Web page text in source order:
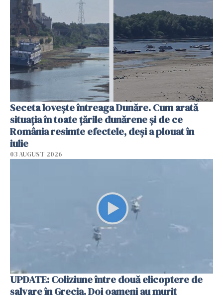
Seceta lovește întreaga Dunăre. Cum arată
situația în toate țările dunărene și de ce
România resimte efectele, deși a plouat în
iulie
03 AUGUST 2026
UPDATE: Coliziune între două elicoptere de
salvare în Grecia. Doi oameni au murit